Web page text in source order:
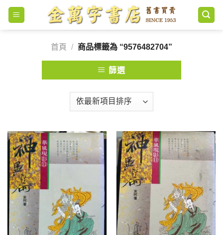
Skip
content
首頁
/ 商品標籤為 “9576482704”
篩選